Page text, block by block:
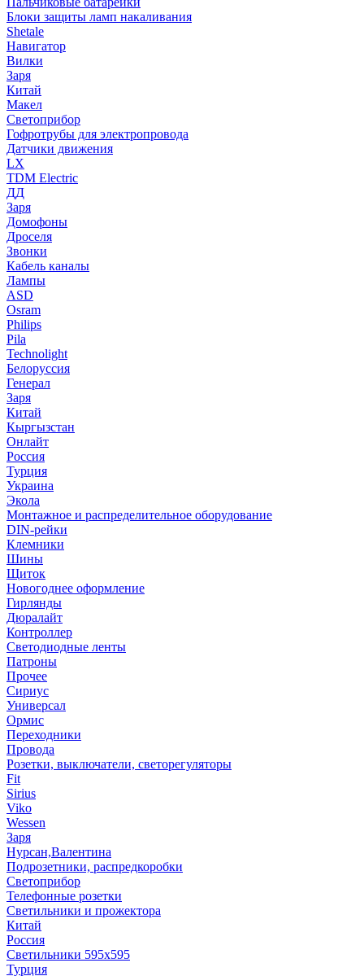
Блоки защиты ламп накаливания
Shetale
Навигатор
Вилки
Заря
Китай
Макел
Светоприбор
Гофротрубы для электропровода
Датчики движения
LX
TDM Electric
ДД
Заря
Домофоны
Дроселя
Звонки
Кабель каналы
Лампы
ASD
Osram
Philips
Pila
Technolight
Белоруссия
Генерал
Заря
Китай
Кыргызстан
Онлайт
Россия
Турция
Украина
Экола
Монтажное и распределительное оборудование
DIN-рейки
Клемники
Шины
Щиток
Новогоднее оформление
Гирлянды
Дюралайт
Контроллер
Светодиодные ленты
Патроны
Прочее
Сириус
Универсал
Ормис
Переходники
Провода
Розетки, выключатели, светорегуляторы
Fit
Sirius
Viko
Wessen
Заря
Нурсан,Валентина
Подрозетники, распредкоробки
Светоприбор
Телефонные розетки
Светильники и прожектора
Китай
Россия
Светильники 595х595
Турция